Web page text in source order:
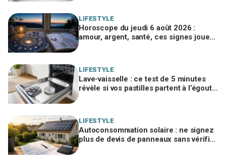
LIFESTYLE
Horoscope du jeudi 6 août 2026 :
amour, argent, santé, ces signes jouent
LIFESTYLE
Lave-vaisselle : ce test de 5 minutes
révèle si vos pastilles partent à l’égout
LIFESTYLE
Autoconsommation solaire : ne signez
plus de devis de panneaux sans vérifier